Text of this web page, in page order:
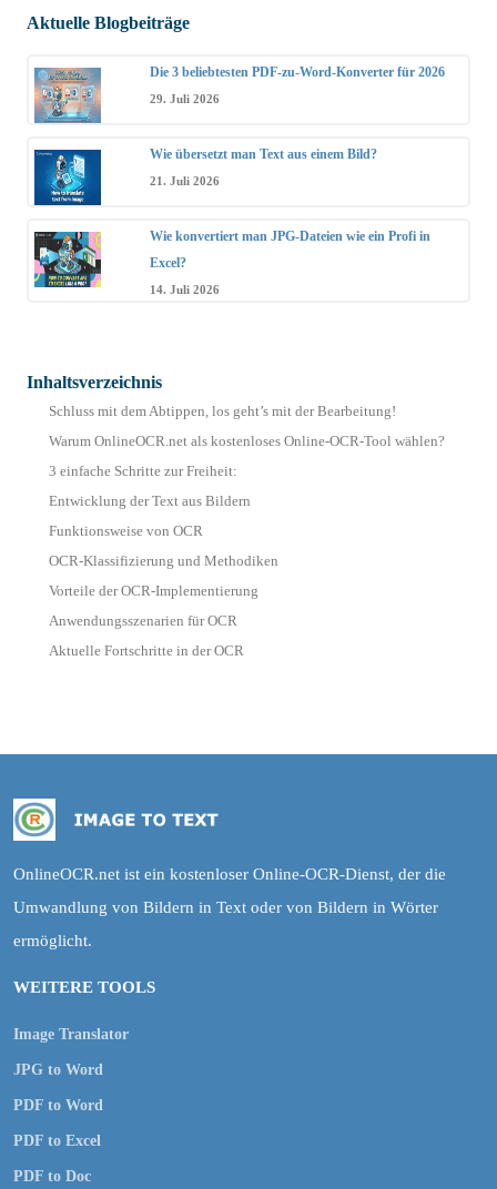
Aktuelle Blogbeiträge
Die 3 beliebtesten PDF-zu-Word-Konverter für 2026
29. Juli 2026
Wie übersetzt man Text aus einem Bild?
21. Juli 2026
Wie konvertiert man JPG-Dateien wie ein Profi in
Excel?
14. Juli 2026
Inhaltsverzeichnis
Schluss mit dem Abtippen, los geht’s mit der Bearbeitung!
Warum OnlineOCR.net als kostenloses Online-OCR-Tool wählen?
3 einfache Schritte zur Freiheit:
Entwicklung der Text aus Bildern
Funktionsweise von OCR
OCR-Klassifizierung und Methodiken
Vorteile der OCR-Implementierung
Anwendungsszenarien für OCR
Aktuelle Fortschritte in der OCR
OnlineOCR.net ist ein kostenloser Online-OCR-Dienst, der die
Umwandlung von Bildern in Text oder von Bildern in Wörter
ermöglicht.
WEITERE TOOLS
Image Translator
JPG to Word
PDF to Word
PDF to Excel
PDF to Doc